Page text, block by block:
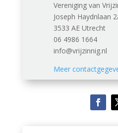
Vereniging van
Joseph Haydnlaan
3533 AE Utrecht
06 4986 1664
info@vrijzinnig.nl
Meer